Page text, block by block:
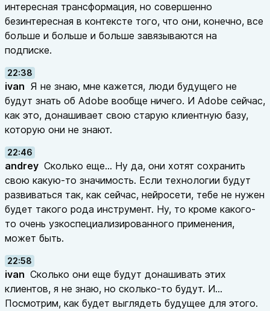
интересная трансформация, но совершенно
безинтересная в контексте того, что они, конечно, все
больше и больше и больше завязываются на
подписке.
22:38
ivan Я не знаю, мне кажется, люди будущего не
будут знать об Adobe вообще ничего. И Adobe сейчас,
как это, донашивает свою старую клиентную базу,
которую они не знают.
22:46
andrey Сколько еще... Ну да, они хотят сохранить
свою какую-то значимость. Если технологии будут
развиваться так, как сейчас, нейросети, тебе не нужен
будет такого рода инструмент. Ну, то кроме какого-
то очень узкоспециализированного применения,
может быть.
22:58
ivan Сколько они еще будут донашивать этих
клиентов, я не знаю, но сколько-то будут. И...
Посмотрим, как будет выглядеть будущее для этого.